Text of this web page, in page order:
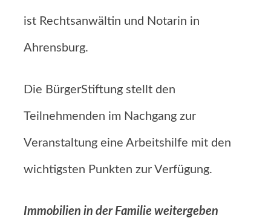
ist Rechtsanwältin und Notarin in
Ahrensburg.
Die BürgerStiftung stellt den
Teilnehmenden im Nachgang zur
Veranstaltung eine Arbeitshilfe mit den
wichtigsten Punkten zur Verfügung.
Immobilien in der Familie weitergeben